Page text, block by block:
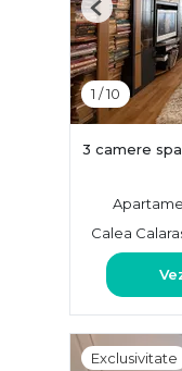
1 /10
Previous
3 camere
Calea
Exclusivitate